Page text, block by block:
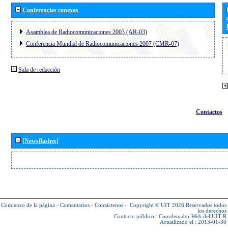
Conferencias conexas
Asamblea de Radiocomunicaciones 2003 (AR-03)
Conferencia Mundial de Radiocomunicaciones 2007 (CMR-07)
Sala de redacción
Contactos
[Newsflashes]
Comienzo de la página - Comentarios - Contáctenos - Copyright © UIT 2026 Reservados todos
los derechos
Contacto público : Coordenador Web del UIT-R
Actualizado el : 2013-01-30